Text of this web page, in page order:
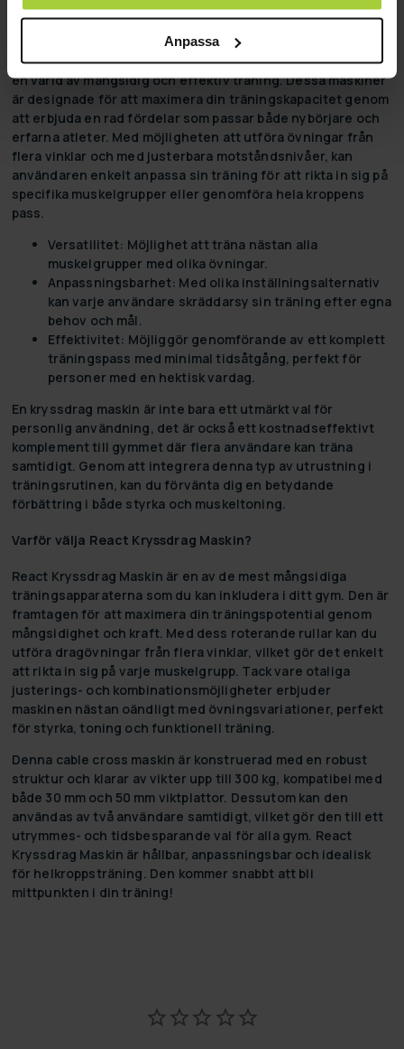
Anpassa
Träna Smartare, Inte Hårdare
Att investera i encable cross maskinär att öppna dörren till
en värld av mångsidig och effektiv träning. Dessa maskiner
är designade för att maximera din träningskapacitet genom
att erbjuda en rad fördelar som passar både nybörjare och
erfarna atleter. Med möjligheten att utföra övningar från
flera vinklar och med justerbara motståndsnivåer, kan
användaren enkelt anpassa sin träning för att rikta in sig på
specifika muskelgrupper eller genomföra hela kroppens
pass.
Versatilitet: Möjlighet att träna nästan alla
muskelgrupper med olika övningar.
Anpassningsbarhet: Med olika inställningsalternativ
kan varje användare skräddarsy sin träning efter egna
behov och mål.
Effektivitet: Möjliggör genomförande av ett komplett
träningspass med minimal tidsåtgång, perfekt för
personer med en hektisk vardag.
En kryssdrag maskin är inte bara ett utmärkt val för
personlig användning, det är också ett kostnadseffektivt
komplement till gymmet där flera användare kan träna
samtidigt. Genom att integrera denna typ av utrustning i
träningsrutinen, kan du förvänta dig en betydande
förbättring i både styrka och muskeltoning.
Varför välja React Kryssdrag Maskin?
React Kryssdrag Maskin är en av de mest mångsidiga
träningsapparaterna som du kan inkludera i ditt gym. Den är
framtagen för att maximera din träningspotential genom
mångsidighet och kraft. Med dess roterande rullar kan du
utföra dragövningar från flera vinklar, vilket gör det enkelt
att rikta in sig på varje muskelgrupp. Tack vare otaliga
justerings- och kombinationsmöjligheter erbjuder
maskinen nästan oändligt med övningsvariationer, perfekt
för styrka, toning och funktionell träning.
Denna cable cross maskin är konstruerad med en robust
struktur och klarar av vikter upp till 300 kg, kompatibel med
både 30 mm och 50 mm viktplattor. Dessutom kan den
användas av två användare samtidigt, vilket gör den till ett
utrymmes- och tidsbesparande val för alla gym. React
Kryssdrag Maskin är hållbar, anpassningsbar och idealisk
för helkroppsträning. Den kommer snabbt att bli
mittpunkten i din träning!